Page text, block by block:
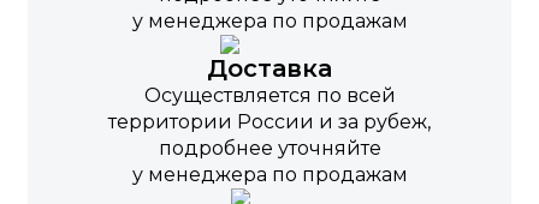
у менеджера по продажам
Доставка
Осуществляется по всей
территории России и за рубеж,
подробнее уточняйте
у менеджера по продажам